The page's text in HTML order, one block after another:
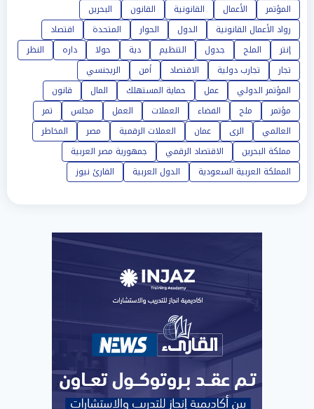
المؤتمر الأعمال القانونية القانون
البحرين
رواد الأعمال القانونية
الدول الحوار المتحدة
اقتصاد
إنتر
الملح جدول التنظيم دية حولا داره
النظر
تجار
تجارب دولية الاقتصاد أمن
الريجنسي
المؤتمر الدولي
عمل حماية المستهلك المال
قانون
مؤتمر
ملح الفضاء العملات العمل مجلس
تمر
العالمي
الرى عمان العملات الرقمية مصر
المخاطر
مملكة البحرين
الاقتصاد الرقمي
جمهورية مصر العربية
المملكة العربية السعودية
الدول العربية القارئ نيوز